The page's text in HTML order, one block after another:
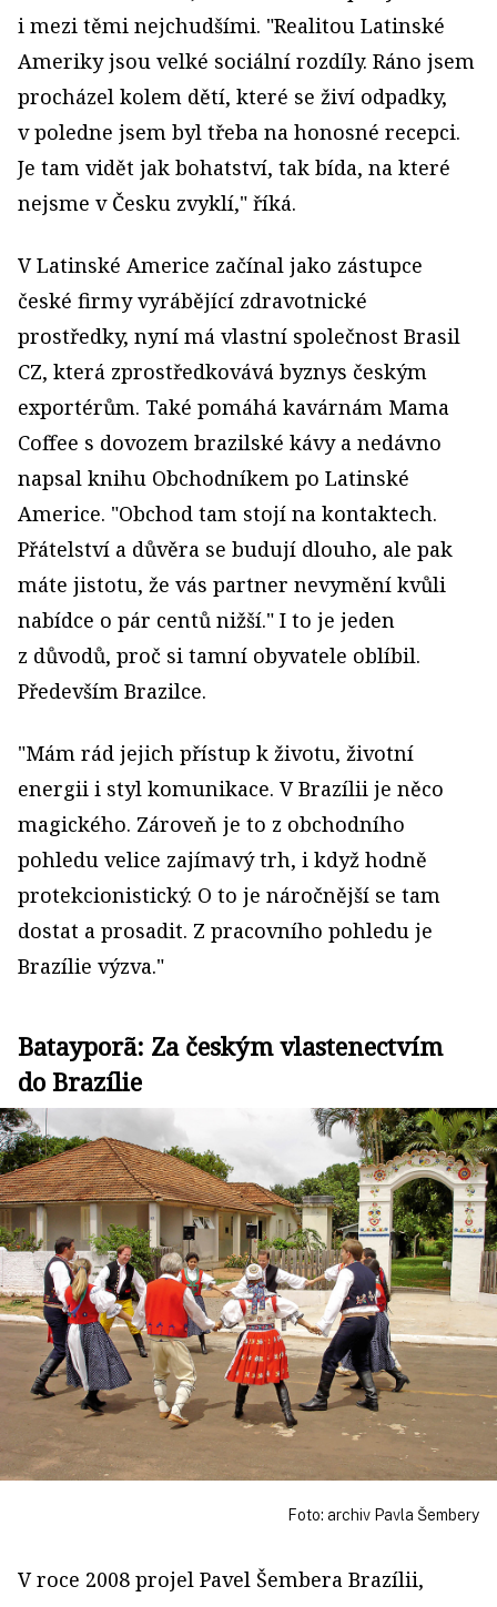
i mezi těmi nejchudšími. "Realitou Latinské
Ameriky jsou velké sociální rozdíly. Ráno jsem
procházel kolem dětí, které se živí odpadky,
v poledne jsem byl třeba na honosné recepci.
Je tam vidět jak bohatství, tak bída, na které
nejsme v Česku zvyklí," říká.
V Latinské Americe začínal jako zástupce
české firmy vyrábějící zdravotnické
prostředky, nyní má vlastní společnost Brasil
CZ, která zprostředkovává byznys českým
exportérům. Také pomáhá kavárnám Mama
Coffee s dovozem brazilské kávy a nedávno
napsal knihu Obchodníkem po Latinské
Americe. "Obchod tam stojí na kontaktech.
Přátelství a důvěra se budují dlouho, ale pak
máte jistotu, že vás partner nevymění kvůli
nabídce o pár centů nižší." I to je jeden
z důvodů, proč si tamní obyvatele oblíbil.
Především Brazilce.
"Mám rád jejich přístup k životu, životní
energii i styl komunikace. V Brazílii je něco
magického. Zároveň je to z obchodního
pohledu velice zajímavý trh, i když hodně
protekcionistický. O to je náročnější se tam
dostat a prosadit. Z pracovního pohledu je
Brazílie výzva."
Batayporã: Za českým vlastenectvím
do Brazílie
Foto: archiv Pavla Šembery
V roce 2008 projel Pavel Šembera Brazílii,